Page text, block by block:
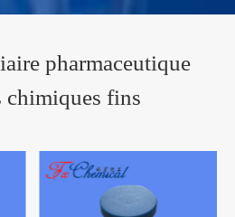
pharmaceutique
chimiques fins